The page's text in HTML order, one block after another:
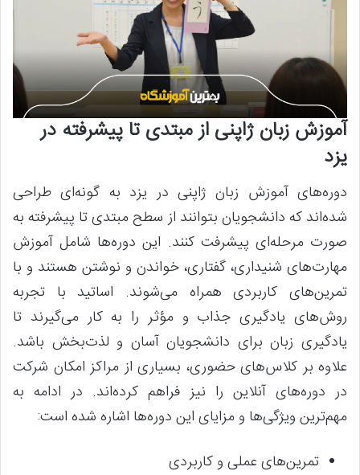
آموزش زبان ژاپنی از مبتدی تا پیشرفته در
یزد
دوره‌های آموزش زبان ژاپنی در یزد به گونه‌ای طراحی
شده‌اند که دانشجویان بتوانند از سطح مبتدی تا پیشرفته به
صورت مرحله‌ای پیشرفت کنند. این دوره‌ها شامل آموزش
مهارت‌های شنیداری، گفتاری، خواندن و نوشتن هستند و با
تمرین‌های کاربردی همراه می‌شوند. اساتید با تجربه
روش‌های یادگیری جذاب و مؤثر را به کار می‌گیرند تا
یادگیری زبان برای دانشجویان آسان و لذت‌بخش باشد.
علاوه بر کلاس‌های حضوری، بسیاری از مراکز امکان شرکت
در دوره‌های آنلاین را نیز فراهم کرده‌اند. در ادامه به
مهم‌ترین ویژگی‌ها و مزایای این دوره‌ها اشاره شده است:
تمرین‌های عملی و کاربردی